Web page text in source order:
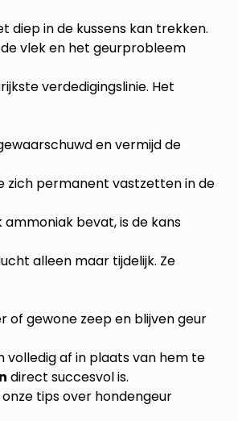
diep in de kussens kan trekken.
de vlek en het geurprobleem
verdedigingslinie. Het
en vermijd de
zich permanent vastzetten in de
bevat, is de kans
alleen maar tijdelijk. Ze
of gewone zeep en blijven geur
volledig af in plaats van hem te
direct succesvol is.
tips over hondengeur